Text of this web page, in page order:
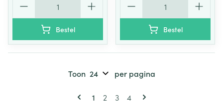
Bestel Bestel
Pagina's
U lees momenteel pagina
1 Pagina
2 Pagina
3 Pagina
4
Toon per pagina